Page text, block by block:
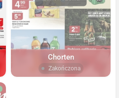
Chorten
Zakończona